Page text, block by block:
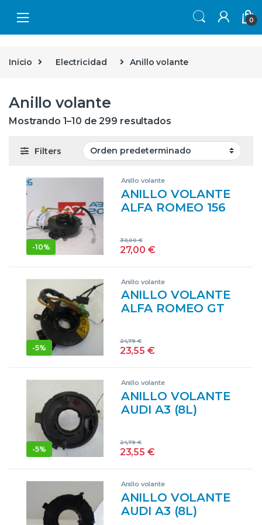
0
Inicio Electricidad Anillo volante
Anillo volante
Mostrando 1–10 de 299 resultados
Filters
-10%
Anillo volante
ANILLO VOLANTE
ALFA ROMEO 156
PROGRESSION [1,9
AR32302 GRIS
PLATA
27,00 €
30,00€
-5%
Anillo volante
ANILLO VOLANTE
ALFA ROMEO GT
937A5000
23,55 €
24,79€
-5%
Anillo volante
ANILLO VOLANTE
AUDI A3 (8L)
LTR. – 92 KW 20V]
23,55 €
24,79€
Anillo volante
ANILLO VOLANTE
AUDI A3 (8L)